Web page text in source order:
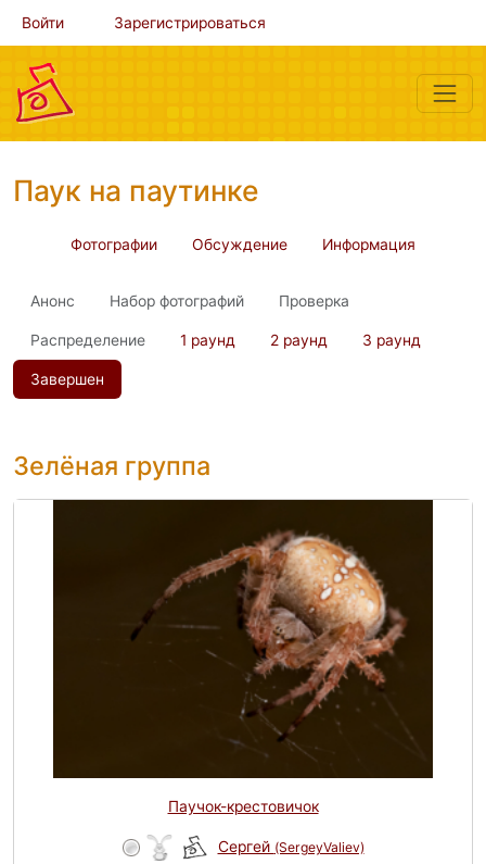
Войти Зарегистрироваться
Паук на паутинке
Фотографии Обсуждение Информация
Анонс Набор фотографий Проверка
Распределение 1 раунд 2 раунд 3 раунд
Завершен
Зелёная группа
Паучок-крестовичок
Сергей (SergeyValiev)